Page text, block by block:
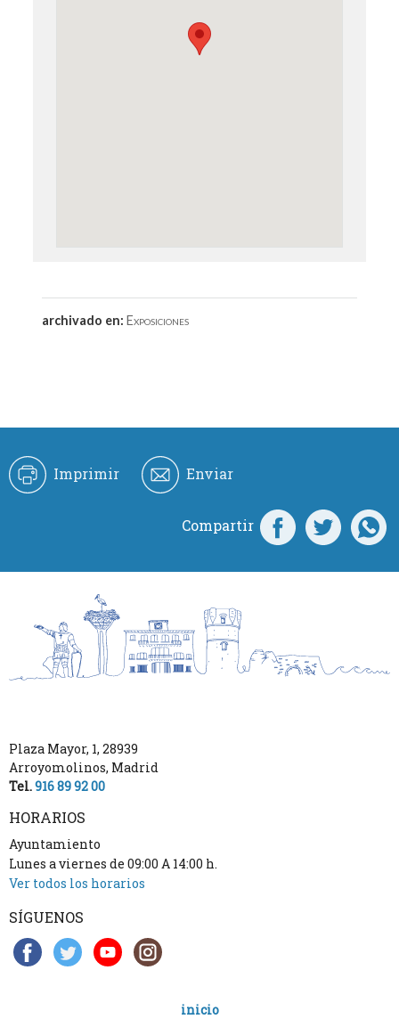
archivado en:Exposiciones
Imprimir Enviar
Compartir
Plaza Mayor, 1, 28939
Arroyomolinos, Madrid
Tel.916 89 92 00
HORARIOS
Ayuntamiento
Lunes a viernes de 09:00 A 14:00 h.
Ver todos los horarios
SÍGUENOS
inicio